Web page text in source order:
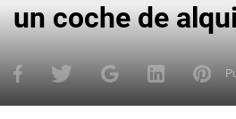
un coche de